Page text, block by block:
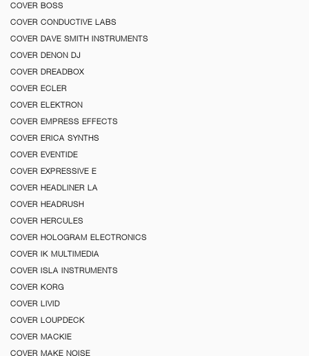
COVER BOSS
COVER CONDUCTIVE LABS
COVER DAVE SMITH INSTRUMENTS
COVER DENON DJ
COVER DREADBOX
COVER ECLER
COVER ELEKTRON
COVER EMPRESS EFFECTS
COVER ERICA SYNTHS
COVER EVENTIDE
COVER EXPRESSIVE E
COVER HEADLINER LA
COVER HEADRUSH
COVER HERCULES
COVER HOLOGRAM ELECTRONICS
COVER IK MULTIMEDIA
COVER ISLA INSTRUMENTS
COVER KORG
COVER LIVID
COVER LOUPDECK
COVER MACKIE
COVER MAKE NOISE